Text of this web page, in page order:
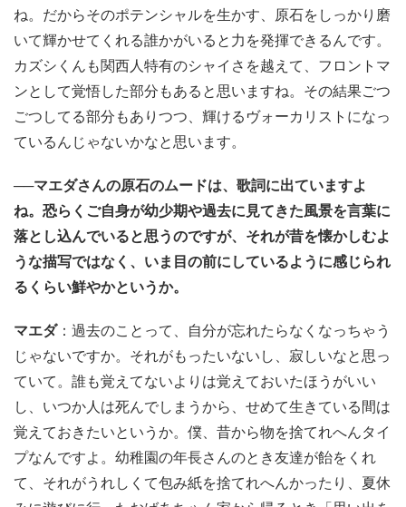
ね。だからそのポテンシャルを生かす、原石をしっかり磨
いて輝かせてくれる誰かがいると力を発揮できるんです。
カズシくんも関西人特有のシャイさを越えて、フロントマ
ンとして覚悟した部分もあると思いますね。その結果ごつ
ごつしてる部分もありつつ、輝けるヴォーカリストになっ
ているんじゃないかなと思います。
──マエダさんの原石のムードは、歌詞に出ていますよ
ね。恐らくご自身が幼少期や過去に見てきた風景を言葉に
落とし込んでいると思うのですが、それが昔を懐かしむよ
うな描写ではなく、いま目の前にしているように感じられ
るくらい鮮やかというか。
マエダ：過去のことって、自分が忘れたらなくなっちゃう
じゃないですか。それがもったいないし、寂しいなと思っ
ていて。誰も覚えてないよりは覚えておいたほうがいい
し、いつか人は死んでしまうから、せめて生きている間は
覚えておきたいというか。僕、昔から物を捨てれへんタイ
プなんですよ。幼稚園の年長さんのとき友達が飴をくれ
て、それがうれしくて包み紙を捨てれへんかったり、夏休